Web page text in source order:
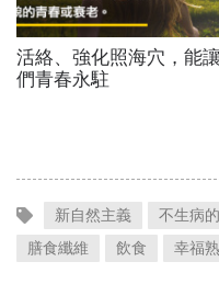
活絡、強化照海穴，能
們青春永駐
新自然主義 不生病
膳食纖維
飲食 幸福